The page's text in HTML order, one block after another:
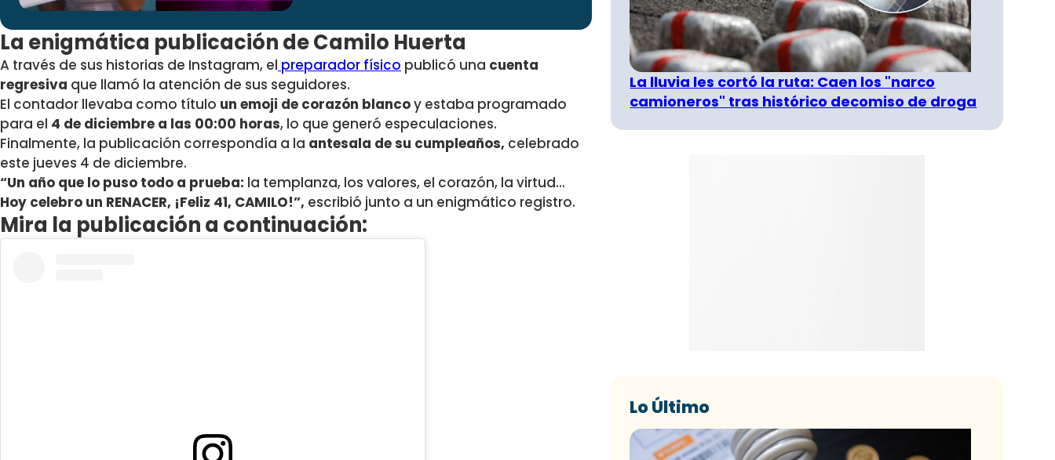
La enigmática publicación de Camilo Huerta
A través de sus historias de Instagram, el preparador físico publicó una cuenta
regresiva que llamó la atención de sus seguidores.
El contador llevaba como título un emoji de corazón blancoy estaba programado
para el 4 de diciembre a las 00:00 horas, lo que generó especulaciones.
Finalmente, la publicación correspondía a la antesala de su cumpleaños, celebrado
este jueves 4 de diciembre.
“Un año que lo puso todo a prueba: la templanza, los valores, el corazón, la virtud…
Hoy celebro un RENACER, ¡Feliz 41, CAMILO!”, escribió junto a un enigmático registro.
Mira la publicación a continuación:
La lluvia les cortó la ruta: Caen los "narco
camioneros" tras histórico decomiso de droga
Lo Último